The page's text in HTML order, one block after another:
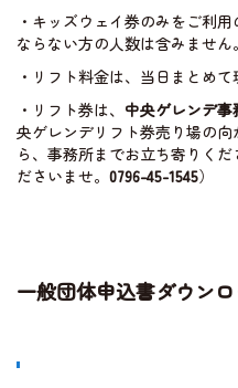
・キッズウェイ券のみをご利
ならない方の人数は含みません。
・リフト料金は、当日まとめ
・リフト券は、 中央ゲレンデ事
央ゲレンデリフト券売り場の
ら、事務所までお立ち寄りく
ださいませ。 0796-45-1545）
一般団体申込書ダウン